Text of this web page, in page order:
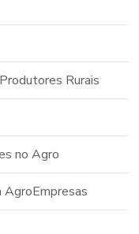
Rurais
no Agro
AgroEmpresas